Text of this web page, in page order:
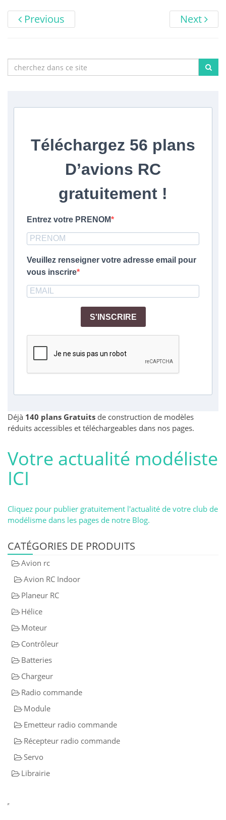
Previous Next
Téléchargez 56 plans
D’avions RC
gratuitement !
Entrez votre PRENOM
Veuillez renseigner votre adresse email pour
vous inscrire
S'INSCRIRE
Déjà 140 plans Gratuits de construction de modèles
réduits accessibles et téléchargeables dans nos pages.
Votre actualité modéliste
ICI
Cliquez pour publier gratuitement l'actualité de votre club de
modélisme dans les pages de notre Blog.
CATÉGORIES DE PRODUITS
Avion rc
Avion RC Indoor
Planeur RC
Hélice
Moteur
Contrôleur
Batteries
Chargeur
Radio commande
Module
Emetteur radio commande
Récepteur radio commande
Servo
Librairie